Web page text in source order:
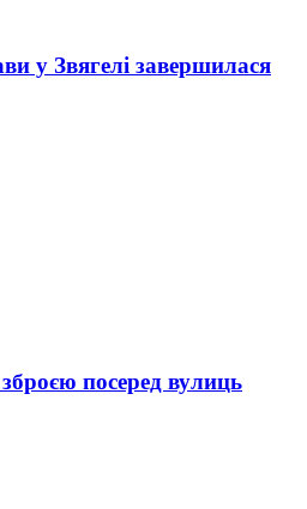
у Звягелі завершилася
посеред вулиць